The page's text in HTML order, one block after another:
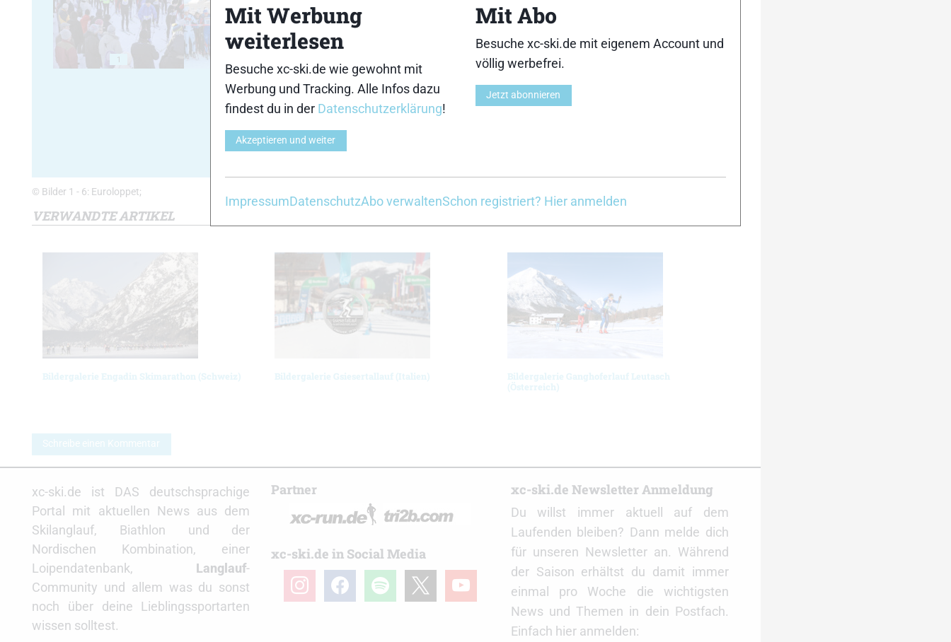
1 4
© Bilder 1 - 6: Euroloppet;
VERWANDTE ARTIKEL
Bildergalerie Engadin Skimarathon (Schweiz) Bildergalerie Gsiesertallauf (Italien)
Bildergalerie Ganghoferlauf Leutasch
(Österreich)
Schreibe einen Kommentar
xc-ski.de ist DAS deutschsprachige
Portal mit aktuellen News aus dem
Skilanglauf, Biathlon und der
Nordischen Kombination, einer
Loipendatenbank, Langlauf-
Community und allem was du sonst
noch über deine Lieblingssportarten
wissen solltest.
Partner
xc-ski.de in Social Media
instagramfacebookspotify youtube
xc-ski.de Newsletter Anmeldung
Du willst immer aktuell auf dem
Laufenden bleiben? Dann melde dich
für unseren Newsletter an. Während
der Saison erhältst du damit immer
einmal pro Woche die wichtigsten
News und Themen in dein Postfach.
Einfach hier anmelden:
Mit Werbung
weiterlesen
Besuche xc-ski.de wie gewohnt mit
Werbung und Tracking. Alle Infos dazu
findest du in der Datenschutzerklärung!
Akzeptieren und weiter
Mit Abo
Besuche xc-ski.de mit eigenem Account und
völlig werbefrei.
Jetzt abonnieren
ImpressumDatenschutzAbo verwaltenSchon registriert? Hier anmelden